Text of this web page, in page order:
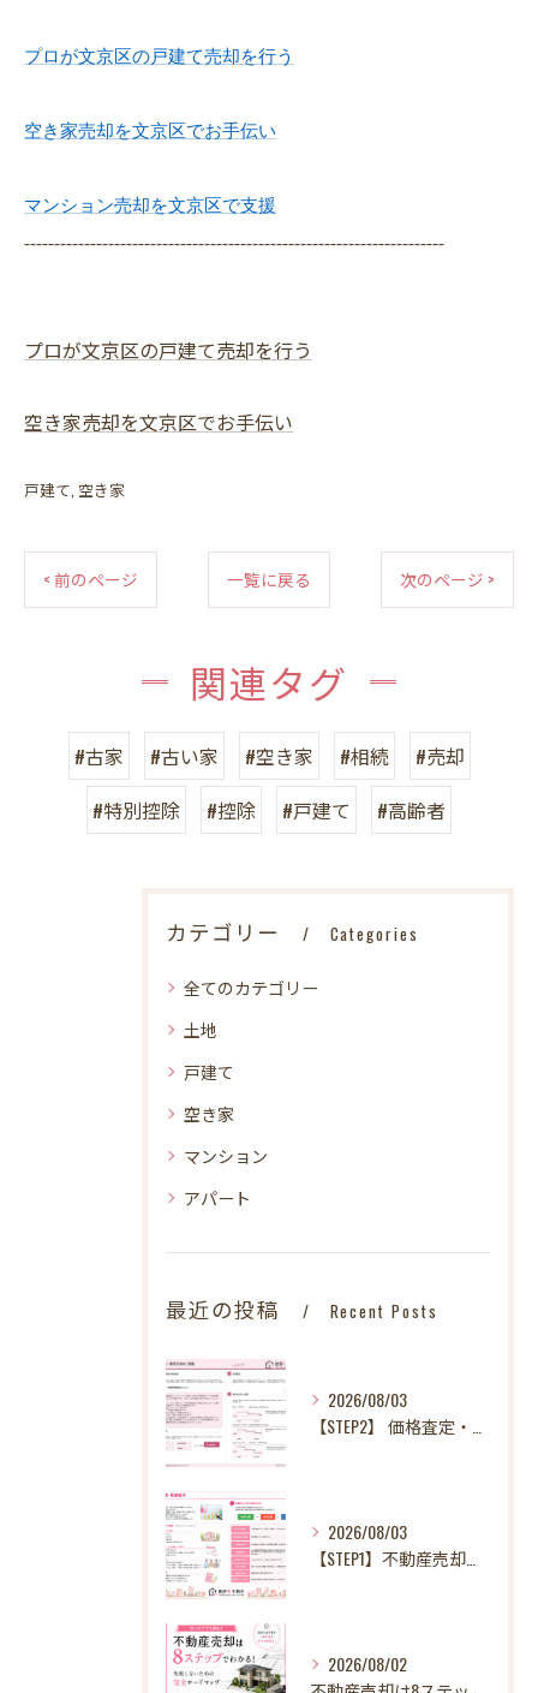
プロが文京区の戸建て売却を行う
空き家売却を文京区でお手伝い
マンション売却を文京区で支援
----------------------------------------------------------------------
プロが文京区の戸建て売却を行う
空き家売却を文京区でお手伝い
戸建て 空き家
< 前のページ 一覧に戻る 次のページ >
関連タグ
#古家 #古い家 #空き家 #相続
#売却
#特別控除
#控除 #戸建て #高齢者
カテゴリー Categories
全てのカテゴリー
土地
戸建て
空き家
マンション
アパート
最近の投稿 Recent Posts
2026/08/03
2026/08/03
2026/08/02